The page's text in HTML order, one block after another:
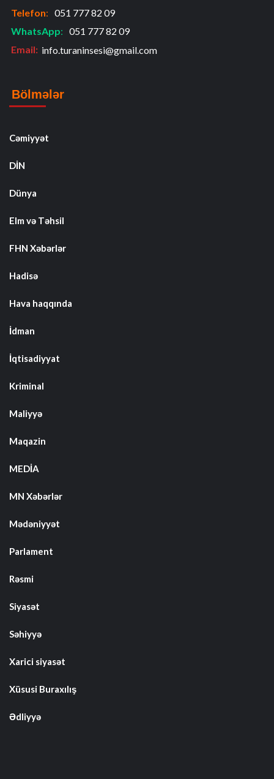
Telefon: 051 777 82 09
WhatsApp: 051 777 82 09
Email: info.turaninsesi@gmail.com
Bölmələr
Cəmiyyət
DİN
Dünya
Elm və Təhsil
FHN Xəbərlər
Hadisə
Hava haqqında
İdman
İqtisadiyyat
Kriminal
Maliyyə
Maqazin
MEDİA
MN Xəbərlər
Mədəniyyət
Parlament
Rəsmi
Siyasət
Səhiyyə
Xarici siyasət
Xüsusi Buraxılış
Ədliyyə